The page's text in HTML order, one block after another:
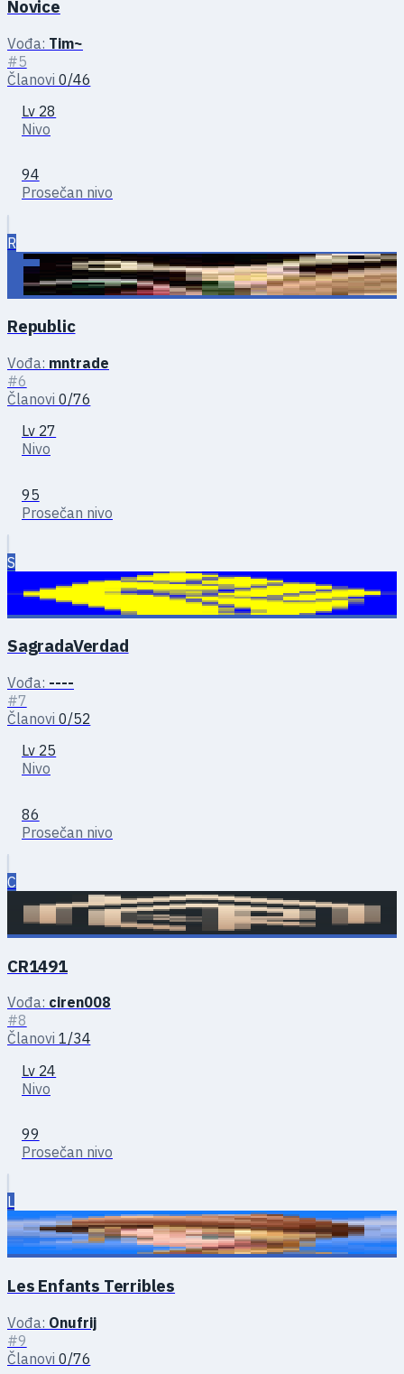
Novice
Vođa: Tim~
#5
Članovi 0/46
Lv 28
Nivo
94
Prosečan nivo
R
Republic
Vođa: mntrade
#6
Članovi 0/76
Lv 27
Nivo
95
Prosečan nivo
S
SagradaVerdad
Vođa: ----
#7
Članovi 0/52
Lv 25
Nivo
86
Prosečan nivo
C
CR1491
Vođa: ciren008
#8
Članovi 1/34
Lv 24
Nivo
99
Prosečan nivo
L
Les Enfants Terribles
Vođa: Onufrij
#9
Članovi 0/76